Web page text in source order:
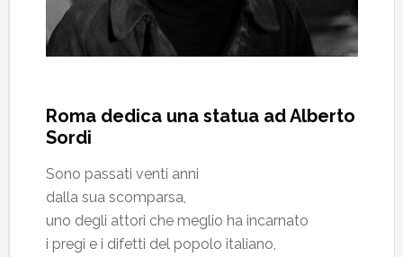
Roma dedica una statua ad Alberto
Sordi
Sono passati venti anni
dalla sua scomparsa,
uno degli attori che meglio ha incarnato
i pregi e i difetti del popolo italiano,